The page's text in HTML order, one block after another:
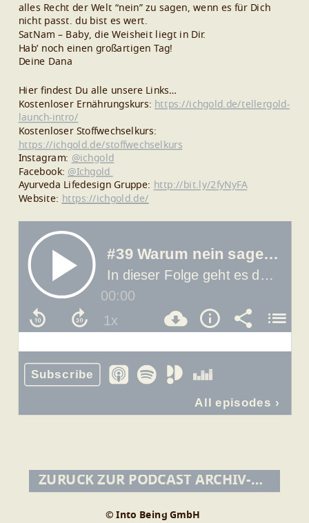
alles Recht der Welt “nein” zu sagen, wenn es für Dich
nicht passt. du bist es wert.
SatNam – Baby, die Weisheit liegt in Dir.
Hab’ noch einen großartigen Tag!
Deine Dana
Hier findest Du alle unsere Links…
Kostenloser Ernährungskurs: https://ichgold.de/tellergold-
launch-intro/
Kostenloser Stoffwechselkurs:
https://ichgold.de/stoffwechselkurs
Instagram: @ichgold
Facebook: @Ichgold
Ayurveda Lifedesign Gruppe: http://bit.ly/2fyNyFA
Website: https://ichgold.de/
ZURÜCK ZUR PODCAST ARCHIV-ÜBERSICHT
© Into Being GmbH